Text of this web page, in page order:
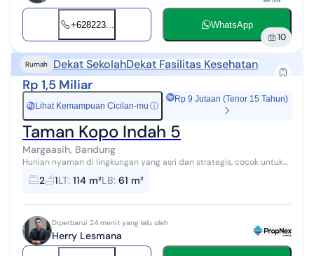
+628223... WhatsApp
10
Rumah Dekat SekolahDekat Fasilitas Kesehatan
Rp 1,5 Miliar
Rp Lihat Kemampuan Cicilan-mu ⓘ
Rp 9 Jutaan (Tenor 15 Tahun)
Taman Kopo Indah 5
Margaasih, Bandung
Hunian nyaman di lingkungan yang asri dan strategis, cocok untuk
keluarga kecil maupun sebagai investasi. Lokasi: Taman Kopo Indah
5 (Springville ...
2 1LT: 114 m²LB: 61 m²
Diperbarui 24 menit yang lalu oleh
Herry Lesmana